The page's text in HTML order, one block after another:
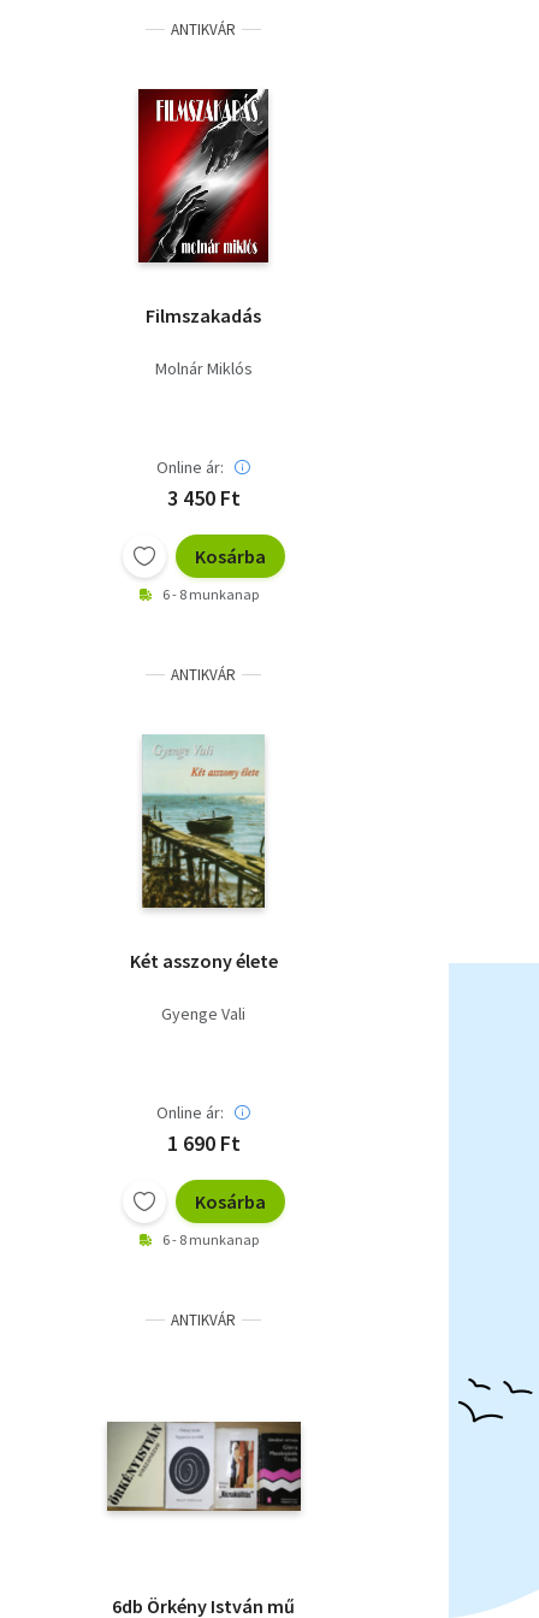
ANTIKVÁR
Filmszakadás
Molnár Miklós
Online ár:
3 450 Ft
Kosárba
6 - 8 munkanap
ANTIKVÁR
Két asszony élete
Gyenge Vali
Online ár:
1 690 Ft
Kosárba
6 - 8 munkanap
ANTIKVÁR
6db Örkény István mű